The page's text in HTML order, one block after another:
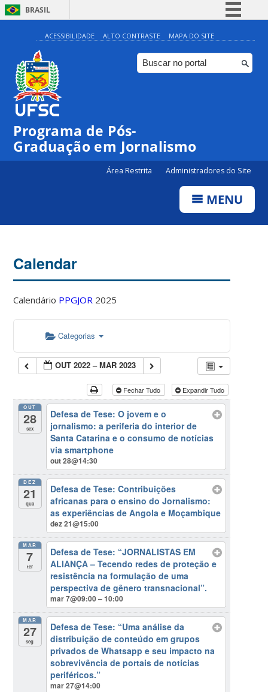
BRASIL
Simplifique!
Comunica BR
Participe
ACESSIBILIDADE ALTO CONTRASTE MAPA DO SITE
Programa de Pós-
Graduação em Jornalismo
Área Restrita Administradores do Site
MENU
Calendar
Calendário PPGJOR 2025
Categorias
OUT 2022 – MAR 2023
Fechar Tudo Expandir Tudo
OUT
28
sex
Defesa de Tese: O jovem e o
jornalismo: a periferia do interior de
Santa Catarina e o consumo de notícias
via smartphone
out 28@14:30
DEZ
21
qua
Defesa de Tese: Contribuições
africanas para o ensino do Jornalismo:
as experiências de Angola e Moçambique
dez 21@15:00
MAR
7
ter
Defesa de Tese: “JORNALISTAS EM
ALIANÇA – Tecendo redes de proteção e
resistência na formulação de uma
perspectiva de gênero transnacional”.
mar 7@09:00 – 10:00
MAR
27
seg
Defesa de Tese: “Uma análise da
distribuição de conteúdo em grupos
privados de Whatsapp e seu impacto na
sobrevivência de portais de notícias
periféricos.”
mar 27@14:00